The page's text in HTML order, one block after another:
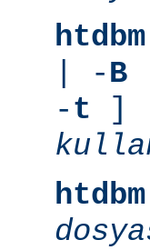
htdbm
| -B
-t ]
htdbm